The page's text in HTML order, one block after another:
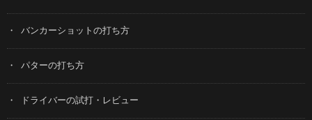
バンカーショットの打ち方
パターの打ち方
ドライバーの試打・レビュー